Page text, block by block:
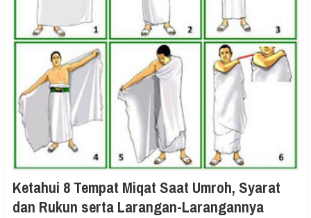
Ketahui 8 Tempat Miqat Saat Umroh, Syarat
dan Rukun serta Larangan-Larangannya